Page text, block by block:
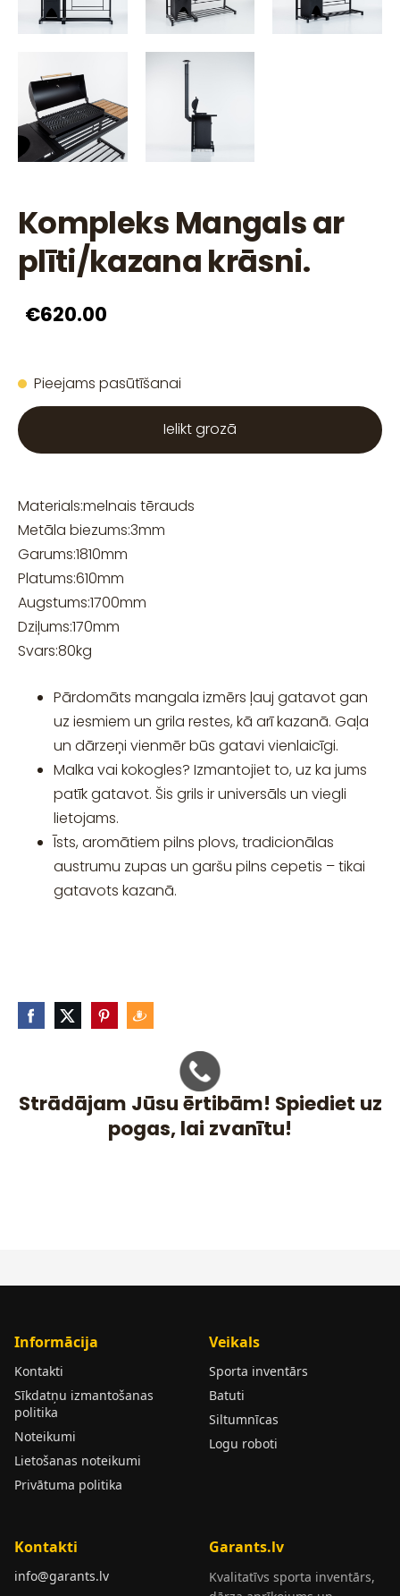
Strādājam Jūsu ērtibām! Spiediet uz
pogas, lai zvanītu!
Kompleks Mangals ar
plīti/kazana krāsni.
€620.00
Pieejams pasūtīšanai
Ielikt grozā
Materials:melnais tērauds
Metāla biezums:3mm
Garums:1810mm
Platums:610mm
Augstums:1700mm
Dziļums:170mm
Svars:80kg
Pārdomāts mangala izmērs ļauj gatavot gan
uz iesmiem un grila restes, kā arī kazanā. Gaļa
un dārzeņi vienmēr būs gatavi vienlaicīgi.
Malka vai kokogles? Izmantojiet to, uz ka jums
patīk gatavot. Šis grils ir universāls un viegli
lietojams.
Īsts, aromātiem pilns plovs, tradicionālas
austrumu zupas un garšu pilns cepetis – tikai
gatavots kazanā.
Informācija
Kontakti
Sīkdatņu izmantošanas
politika
Noteikumi
Lietošanas noteikumi
Privātuma politika
Veikals
Sporta inventārs
Batuti
Siltumnīcas
Logu roboti
Kontakti
info@garants.lv
Garants.lv
Kvalitatīvs sporta inventārs,